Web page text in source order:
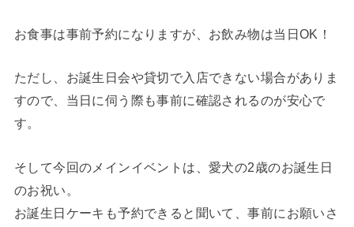
お食事は事前予約になりますが、お飲み物は当日OK！
ただし、お誕生日会や貸切で入店できない場合がありま
すので、当日に伺う際も事前に確認されるのが安心で
す。
そして今回のメインイベントは、愛犬の2歳のお誕生日
のお祝い。
お誕生日ケーキも予約できると聞いて、事前にお願いさ